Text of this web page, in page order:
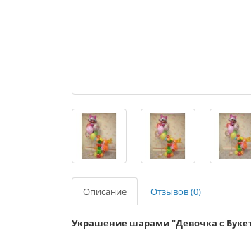
Описание Отзывов (0)
Украшение шарами "Девочка с